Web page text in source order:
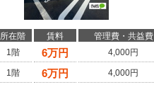
所在階 賃料 管理費・共益費
1階
6万円 4,000円
1階
6万円 4,000円